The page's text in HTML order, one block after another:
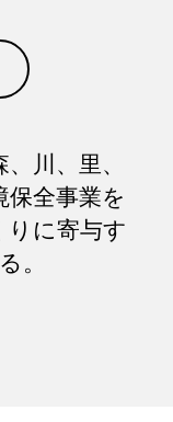
川、里、
全事業を
に寄与す
。